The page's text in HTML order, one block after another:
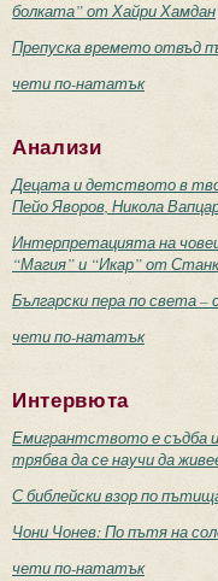
болката” от Хайри Хамдан
Препуска времето отвъд
чети по-нататък
Анализи
Децата и детството в
Пейо Яворов, Никола
Интерпретацията на
“Магия” и “Икар” от
Български пера по света –
чети по-нататък
Интервюта
Емигрантството е съдба
трябва да се научи да
С библейски взор по
Чони Чонев: По пътя на
чети по-нататък